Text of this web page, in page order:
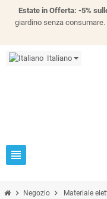
Estate in Offerta: -5%
giardino senza
Italiano
view_headline
chevron_right Negozio chevron_right Materiale